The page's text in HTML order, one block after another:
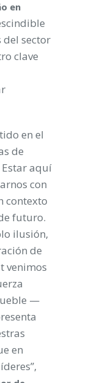
en
del sector
clave
en el
de
aquí
con
contexto
futuro.
ilusión,
de
venimos
—
en